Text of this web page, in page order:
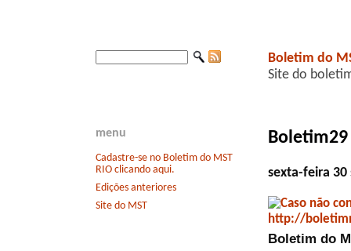
menu
Cadastre-se no Boletim do MST
RIO clicando aqui.
Edições anteriores
Site do MST
Boletim do
Site do
Boletim29
sexta-feira
Boletim do